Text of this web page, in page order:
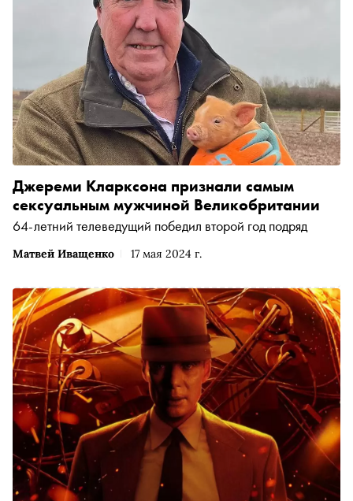
Матвей Иващенко 17 мая 2024 г.
Джереми Кларксона признали самым
сексуальным мужчиной Великобритании
64-летний телеведущий победил второй год подряд